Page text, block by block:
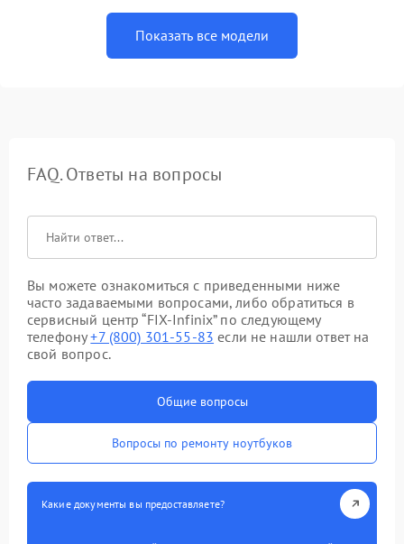
Показать все модели
FAQ. Ответы на вопросы
Вы можете ознакомиться с приведенными ниже
часто задаваемыми вопросами, либо обратиться в
сервисный центр “FIX-Infinix” по следующему
телефону+7 (800) 301-55-83 если не нашли ответ на
свой вопрос.
Общие вопросы
Вопросы по ремонту ноутбуков
Какие документы вы предоставляете?